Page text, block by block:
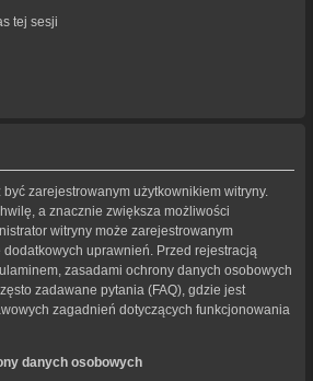
tej sesji
zarejestrowanym użytkownikiem witryny.
a znacznie zwiększa możliwości
witryny może zarejestrowanym
uprawnień. Przed rejestracją
zasadami ochrony danych osobowych
zadawane pytania (FAQ), gdzie jest
zagadnień dotyczących funkcjonowania
danych osobowych